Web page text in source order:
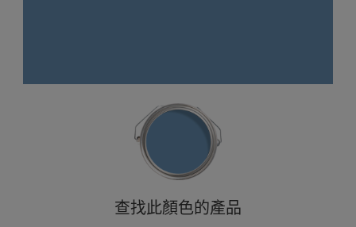
查找此顏色的產品